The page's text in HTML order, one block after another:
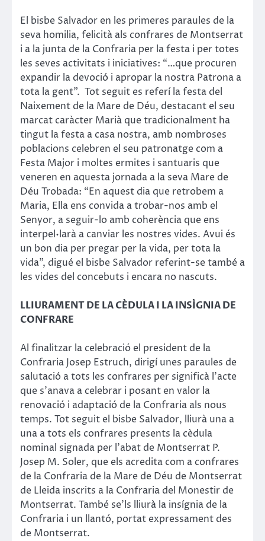
El bisbe Salvador en les primeres paraules de la
seva homilia, felicità als confrares de Montserrat
i a la junta de la Confraria per la festa i per totes
les seves activitats i iniciatives: “…que procuren
expandir la devoció i apropar la nostra Patrona a
tota la gent”. Tot seguit es referí la festa del
Naixement de la Mare de Déu, destacant el seu
marcat caràcter Marià que tradicionalment ha
tingut la festa a casa nostra, amb nombroses
poblacions celebren el seu patronatge com a
Festa Major i moltes ermites i santuaris que
veneren en aquesta jornada a la seva Mare de
Déu Trobada: “En aquest dia que retrobem a
Maria, Ella ens convida a trobar-nos amb el
Senyor, a seguir-lo amb coherència que ens
interpel•larà a canviar les nostres vides. Avui és
un bon dia per pregar per la vida, per tota la
vida”, digué el bisbe Salvador referint-se també a
les vides del concebuts i encara no nascuts.
LLIURAMENT DE LA CÈDULA I LA INSÍGNIA DE
CONFRARE
Al finalitzar la celebració el president de la
Confraria Josep Estruch, dirigí unes paraules de
salutació a tots les confrares per significà l’acte
que s’anava a celebrar i posant en valor la
renovació i adaptació de la Confraria als nous
temps. Tot seguit el bisbe Salvador, lliurà una a
una a tots els confrares presents la cèdula
nominal signada per l’abat de Montserrat P.
Josep M. Soler, que els acredita com a confrares
de la Confraria de la Mare de Déu de Montserrat
de Lleida inscrits a la Confraria del Monestir de
Montserrat. També se’ls lliurà la insígnia de la
Confraria i un llantó, portat expressament des
de Montserrat.